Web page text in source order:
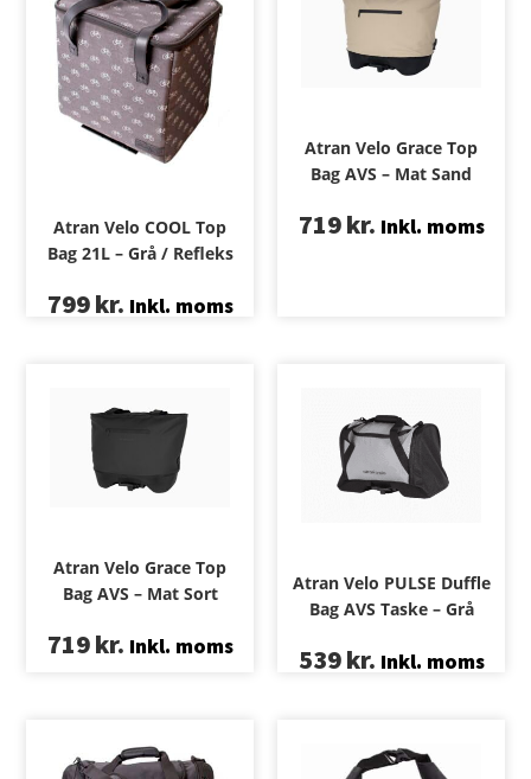
Atran Velo COOL Top
Bag 21L – Grå / Refleks
799kr. Inkl. moms
Atran Velo Grace Top
Bag AVS – Mat Sand
719kr. Inkl. moms
Atran Velo Grace Top
Bag AVS – Mat Sort
719kr. Inkl. moms
Atran Velo PULSE Duffle
Bag AVS Taske – Grå
539kr. Inkl. moms